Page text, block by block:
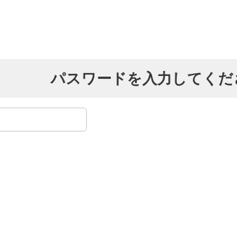
パスワードを入力してくだ